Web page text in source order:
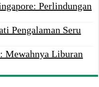
Perlindungan
Pengalaman Seru
Mewahnya Liburan